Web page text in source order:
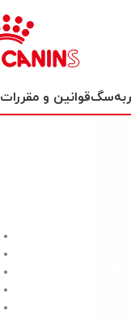
سگقوانین و مقررات